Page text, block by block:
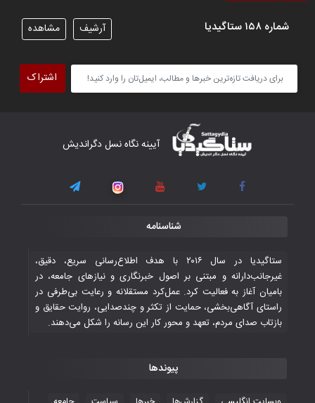
شماره ۱۵۸ ستاگیدیا مشاهده آرشیف
اشتراک
آیینه نگاه نسل دگراندیش
شناسنامه
ستاگیدیا در سال ۲۰۱۶ با هدف اطلاع‌رسانی سریع، دقیق،
غیرجانب‌دارانه و مبتنی بر اصول خبرنگاری و نیازهای جامعه، در
بامیان آغاز به فعالیت کرد. عمل‌کرد مستقلانه و رعایت بی‌طرفی در
راستای آگاهی‌بخشی، حمایت از تکثر و چندصدایی، روایت حقایق و
بازتاب صدای مردم، تعهد و محور کار این رسانه را شکل می‌دهند.
پیوندها